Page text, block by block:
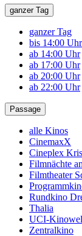
ganzer Tag
ganzer Tag
bis 14:00 Uhr
ab 14:00 Uhr
ab 17:00 Uhr
ab 20:00 Uhr
ab 22:00 Uhr
Passage
alle Kinos
CinemaxX
Cineplex
Filmnächte
Filmtheater
Rundkino
Thalia
UCI-
Zentralkino